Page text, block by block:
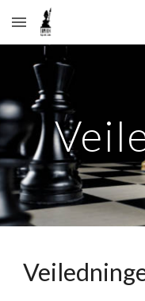
Skip to main content